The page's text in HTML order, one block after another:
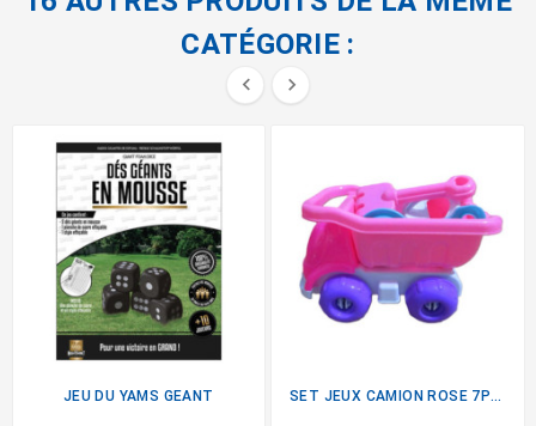
CATÉGORIE :
 
JEU DU YAMS GEANT SET JEUX CAMION ROSE 7PCS